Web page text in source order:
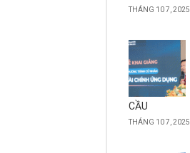
THÁNG 10 7, 2025
CẦU
THÁNG 10 7, 2025